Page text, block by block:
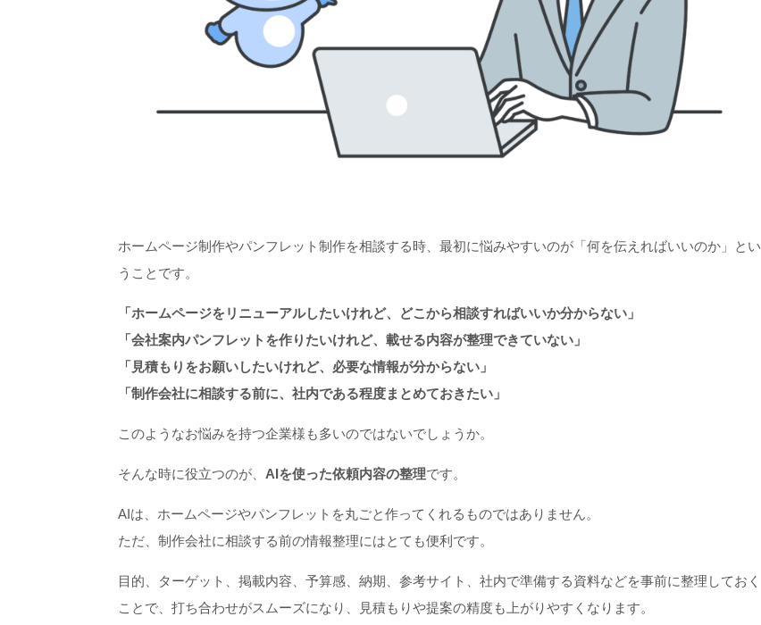
ホームページ制作やパンフレット制作を相談する時、最初に悩みやすいのが「何を伝えればいいのか」とい
うことです。
「ホームページをリニューアルしたいけれど、どこから相談すればいいか分からない」
「会社案内パンフレットを作りたいけれど、載せる内容が整理できていない」
「見積もりをお願いしたいけれど、必要な情報が分からない」
「制作会社に相談する前に、社内である程度まとめておきたい」
このようなお悩みを持つ企業様も多いのではないでしょうか。
そんな時に役立つのが、 AIを使った依頼内容の整理です。
AIは、ホームページやパンフレットを丸ごと作ってくれるものではありません。
ただ、制作会社に相談する前の情報整理にはとても便利です。
目的、ターゲット、掲載内容、予算感、納期、参考サイト、社内で準備する資料などを事前に整理しておく
ことで、打ち合わせがスムーズになり、見積もりや提案の精度も上がりやすくなります。